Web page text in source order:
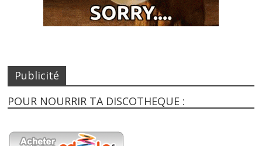
Publicité
POUR NOURRIR TA DISCOTHEQUE :